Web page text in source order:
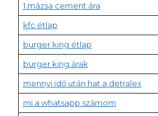
1 mázsa cement ára
kfc étlap
burger king étlap
burger king árak
mennyi idő után hat a detralex
mi a whatsapp számom